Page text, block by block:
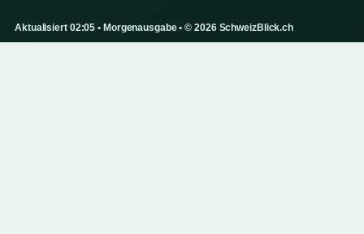
Aktualisiert 02:05 • Morgenausgabe • © 2026 SchweizBlick.ch